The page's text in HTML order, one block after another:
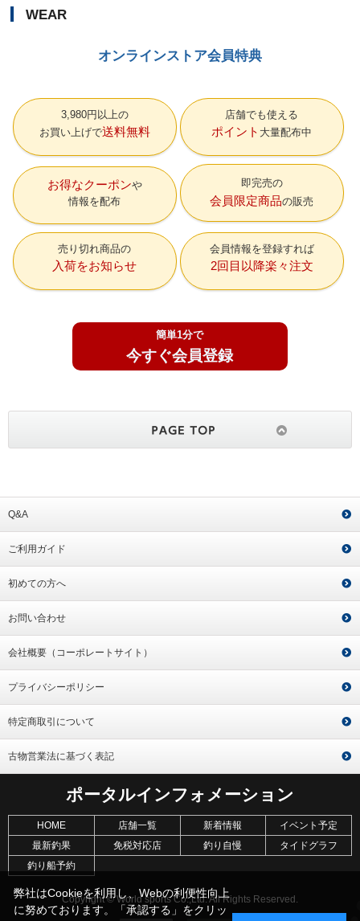
WEAR
オンラインストア会員特典
3,980円以上の
お買い上げで送料無料
店舗でも使える
ポイント 大量配布中
お得なクーポン
情報を配布
即完売の
会員限定商品の販売
売り切れ商品の
入荷をお知らせ
会員情報を登録すれば
2回目以降楽々注文
簡単1分で
今すぐ会員登録
Q&A
ご利用ガイド
初めての方へ
お問い合わせ
会社概要（コーポレートサイト）
プライバシーポリシー
特定商取引について
古物営業法に基づく表記
ポータルインフォメーション
HOME 店舗一覧 新着情報
イベント予定
最新釣果
免税対応店 釣り自慢
タイドグラフ
釣り船予約
Copyright © World sports Co.,Ltd. All Rights Reserved.
弊社はCookieを利用し、Webの利便性向上
に努めております。「承認する」をクリッ